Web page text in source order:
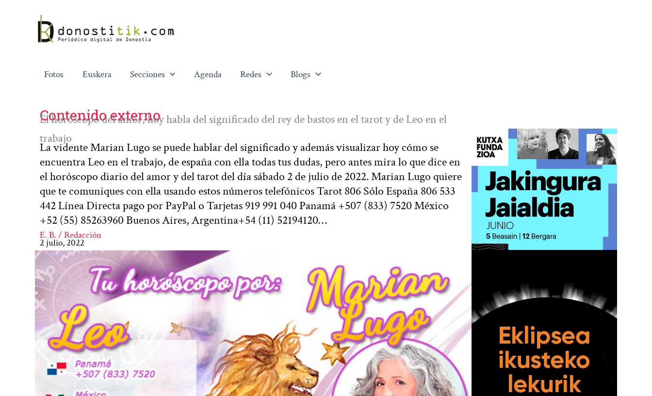
contenido
Fotos Euskera Secciones Agenda Redes Blogs
Contenido externo
El horóscopo del amor, hoy habla del significado del rey de bastos en el tarot y de Leo en el
trabajo
La vidente Marian Lugo se puede hablar del significado y además visualizar hoy cómo se
encuentra Leo en el trabajo, de españa con ella todas tus dudas, pero antes mira lo que dice en
el horóscopo diario del amor y del tarot del día sábado 2 de julio de 2022. Marian Lugo quiere
que te comuniques con ella usando estos números telefónicos Tarot 806 Sólo España 806 533
442 Línea Directa pago por PayPal o Tarjetas 919 991 040 Panamá +507 (833) 7520 México
+52 (55) 85263960 Buenos Aires, Argentina+54 (11) 52194120…
E. B. / Redacción
2 julio, 2022